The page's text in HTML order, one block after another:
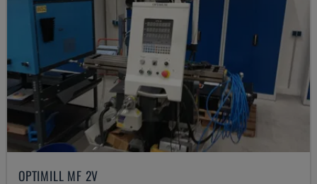
OPTIMILL MF 2V